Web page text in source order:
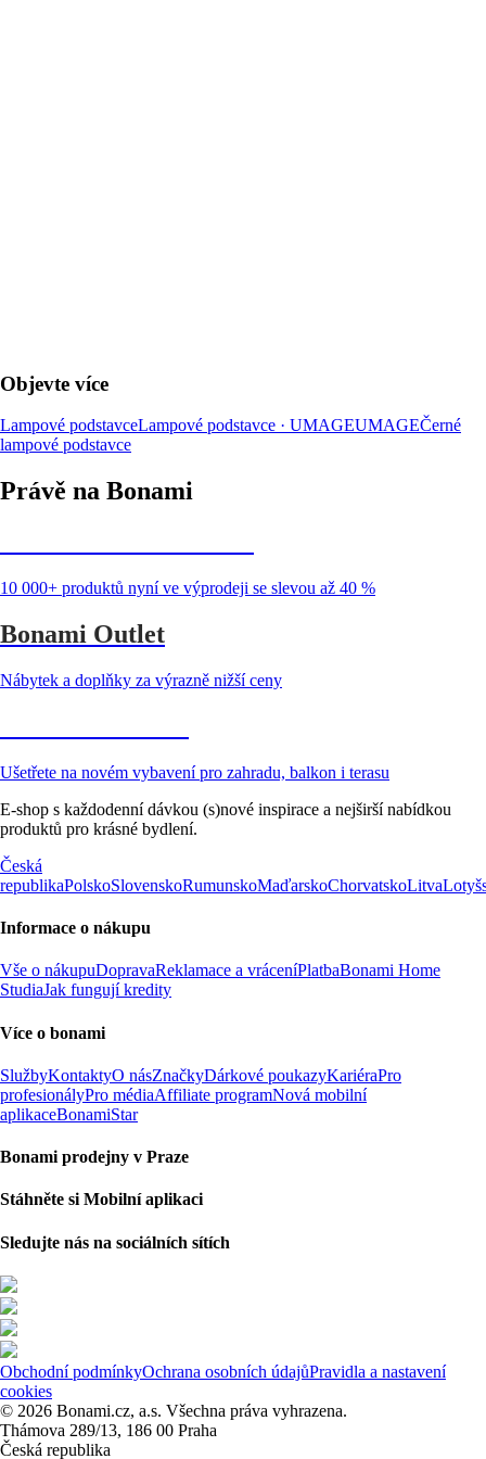
Objevte více
Lampové podstavceLampové podstavce · UMAGEUMAGEČerné
lampové podstavce
Právě na Bonami
10 000+ produktů nyní ve výprodeji se slevou až 40 %
Bonami Outlet
Nábytek a doplňky za výrazně nižší ceny
Ušetřete na novém vybavení pro zahradu, balkon i terasu
E-shop s každodenní dávkou (s)nové inspirace a nejširší nabídkou
produktů pro krásné bydlení.
Česká
republikaPolskoSlovenskoRumunskoMaďarskoChorvatskoLitva
Informace o nákupu
Vše o nákupuDopravaReklamace a vráceníPlatbaBonami Home
StudiaJak fungují kredity
Více o bonami
SlužbyKontaktyO násZnačkyDárkové poukazyKariéraPro
profesionályPro médiaAffiliate programNová mobilní
aplikaceBonamiStar
Bonami prodejny v Praze
Stáhněte si Mobilní aplikaci
Sledujte nás na sociálních sítích
Obchodní podmínkyOchrana osobních údajůPravidla a nastavení
cookies
© 2026 Bonami.cz, a.s. Všechna práva vyhrazena.
Thámova 289/13, 186 00 Praha
Česká republika